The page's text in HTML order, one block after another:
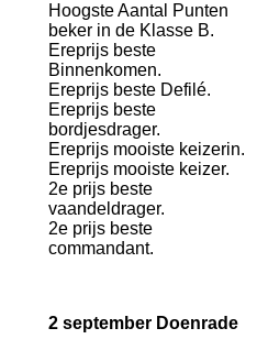
Hoogste Aantal Punten
beker in de Klasse B.
Ereprijs beste
Binnenkomen.
Ereprijs beste Defilé.
Ereprijs beste
bordjesdrager.
Ereprijs mooiste keizerin.
Ereprijs mooiste keizer.
2e prijs beste
vaandeldrager.
2e prijs beste
commandant.
2 september Doenrade